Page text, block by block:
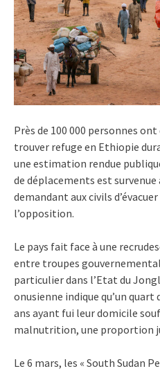
Près de 100 000 personnes
trouver refuge en Ethiopie
une estimation rendue
de déplacements est survenue
demandant aux civils
l’opposition.
Le pays fait face à une
entre troupes
particulier dans l’Etat du
onusienne indique qu’un
ans ayant fui leur domicile
malnutrition, une proportion
Le 6 mars, les « South Sudan